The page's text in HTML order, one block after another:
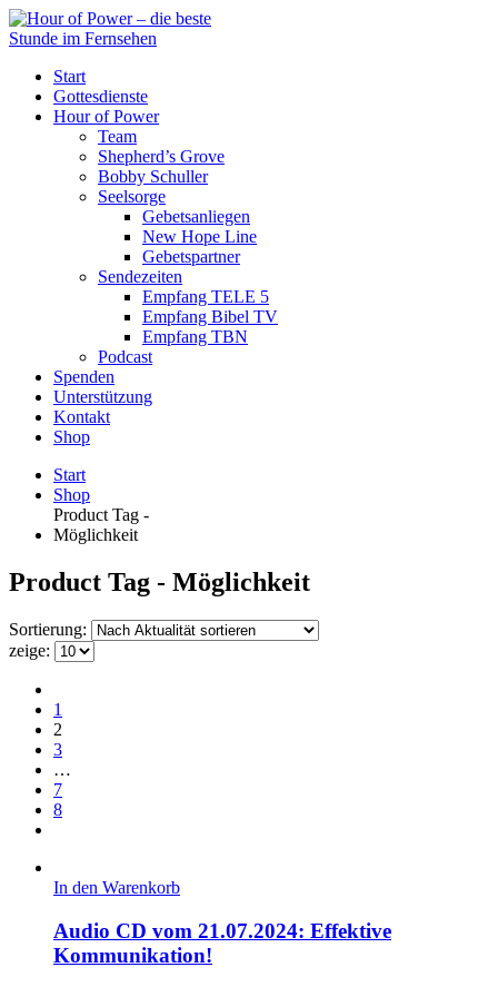
Start
Gottesdienste
Hour of Power
Team
Shepherd’s Grove
Bobby Schuller
Seelsorge
Gebetsanliegen
New Hope Line
Gebetspartner
Sendezeiten
Empfang TELE 5
Empfang Bibel TV
Empfang TBN
Podcast
Spenden
Unterstützung
Kontakt
Shop
Start
Shop
Product Tag -
Möglichkeit
Product Tag - Möglichkeit
Sortierung:
zeige:
1
2
3
…
7
8
In den Warenkorb
Audio CD vom 21.07.2024: Effektive
Kommunikation!